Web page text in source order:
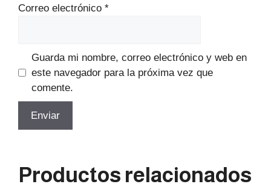
Correo electrónico *
Guarda mi nombre, correo electrónico y web en
este navegador para la próxima vez que
comente.
Productos relacionados